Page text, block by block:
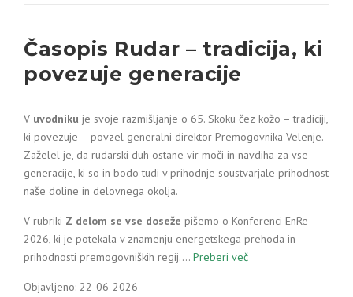
Časopis Rudar – tradicija, ki
povezuje generacije
V uvodniku je svoje razmišljanje o 65. Skoku čez kožo – tradiciji,
ki povezuje – povzel generalni direktor Premogovnika Velenje.
Zaželel je, da rudarski duh ostane vir moči in navdiha za vse
generacije, ki so in bodo tudi v prihodnje soustvarjale prihodnost
naše doline in delovnega okolja.
V rubriki Z delom se vse doseže pišemo o Konferenci EnRe
2026, ki je potekala v znamenju energetskega prehoda in
prihodnosti premogovniških regij.… Preberi več
Objavljeno: 22-06-2026